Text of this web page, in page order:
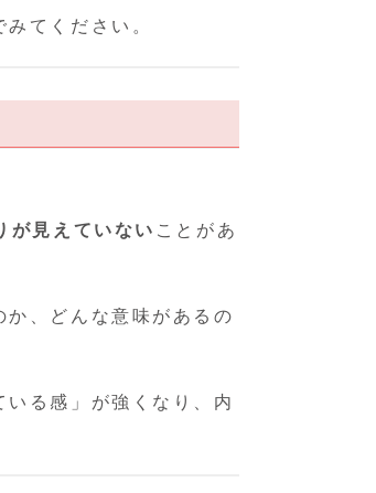
てください。
が見えていない ことがあ
、どんな意味があるの
る感」が強くなり、内